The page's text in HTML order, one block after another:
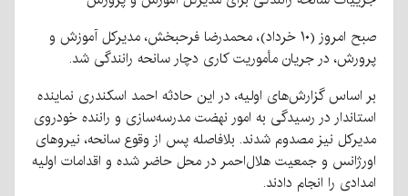
صبح امروز (۱۰ خرداد)، محمدرضا فرحبخش، مدیرکل آموزش و
پرورش، در جریان مأموریت کاری دچار سانحه رانندگی شد.
بر اساس گزارش‌های اولیه، در این حادثه احمد اسکندری نماینده
استاندار در رسیدگی به امور نهضت مدرسه‌سازی و راننده خودروی
مدیرکل نیز مصدوم شدند. بلافاصله پس از وقوع سانحه، نیروهای
اورژانس و جمعیت هلال‌احمر در محل حاضر شده و اقدامات اولیه
امدادی را انجام دادند.